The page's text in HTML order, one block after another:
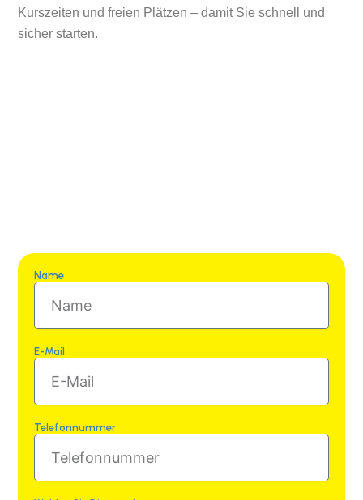
Kurszeiten und freien Plätzen – damit Sie schnell und
sicher starten.
Name
E-Mail
Telefonnummer